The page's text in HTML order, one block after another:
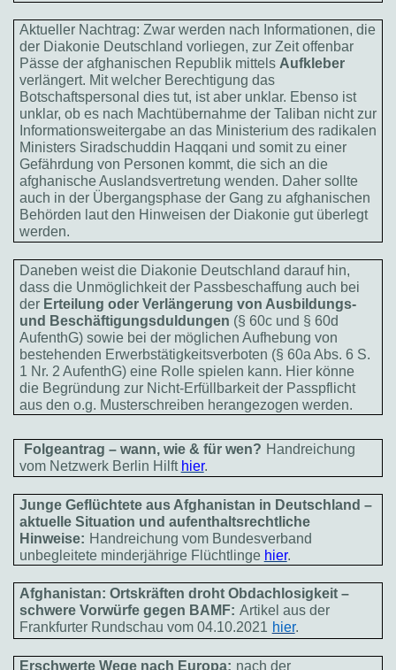
Aktueller Nachtrag: Zwar werden nach Informationen, die
der Diakonie Deutschland vorliegen, zur Zeit offenbar
Pässe der afghanischen Republik mittels Aufkleber
verlängert. Mit welcher Berechtigung das
Botschaftspersonal dies tut, ist aber unklar. Ebenso ist
unklar, ob es nach Machtübernahme der Taliban nicht zur
Informationsweitergabe an das Ministerium des radikalen
Ministers Siradschuddin Haqqani und somit zu einer
Gefährdung von Personen kommt, die sich an die
afghanische Auslandsvertretung wenden. Daher sollte
auch in der Übergangsphase der Gang zu afghanischen
Behörden laut den Hinweisen der Diakonie gut überlegt
werden.
Daneben weist die Diakonie Deutschland darauf hin,
dass die Unmöglichkeit der Passbeschaffung auch bei
der Erteilung oder Verlängerung von Ausbildungs-
und Beschäftigungsduldungen (§ 60c und § 60d
AufenthG) sowie bei der möglichen Aufhebung von
bestehenden Erwerbstätigkeitsverboten (§ 60a Abs. 6 S.
1 Nr. 2 AufenthG) eine Rolle spielen kann. Hier könne
die Begründung zur Nicht-Erfüllbarkeit der Passpflicht
aus den o.g. Musterschreiben herangezogen werden.
Folgeantrag – wann, wie & für wen? Handreichung
vom Netzwerk Berlin Hilft hier.
Junge Geflüchtete aus Afghanistan in Deutschland –
aktuelle Situation und aufenthaltsrechtliche
Hinweise: Handreichung vom Bundesverband
unbegleitete minderjährige Flüchtlinge hier.
Afghanistan: Ortskräften droht Obdachlosigkeit –
schwere Vorwürfe gegen BAMF: Artikel aus der
Frankfurter Rundschau vom 04.10.2021 hier.
Erschwerte Wege nach Europa: nach der